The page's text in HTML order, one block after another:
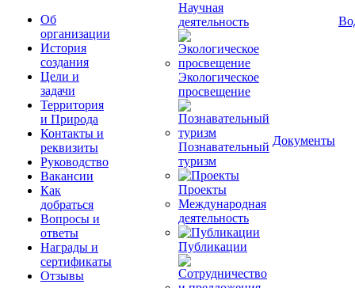
Об
организации
История
создания
Цели и
задачи
Территория
и Природа
Контакты и
реквизиты
Руководство
Вакансии
Как
добраться
Вопросы и
ответы
Награды и
сертификаты
Отзывы
Научная
деятельность
Экологическое
просвещение
Познавательный
туризм
Проекты
Международная
деятельность
Публикации
Документы